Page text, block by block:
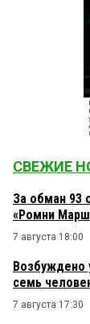
СВЕЖИЕ
За обман 93
«Ромни
7 августа 18:00
Возбуждено
семь
7 августа 17:30